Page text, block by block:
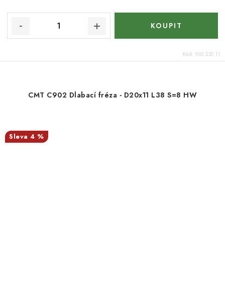
Kód: 902.220.11
CMT C902 Dlabací fréza - D20x11 L38 S=8 HW
4 %